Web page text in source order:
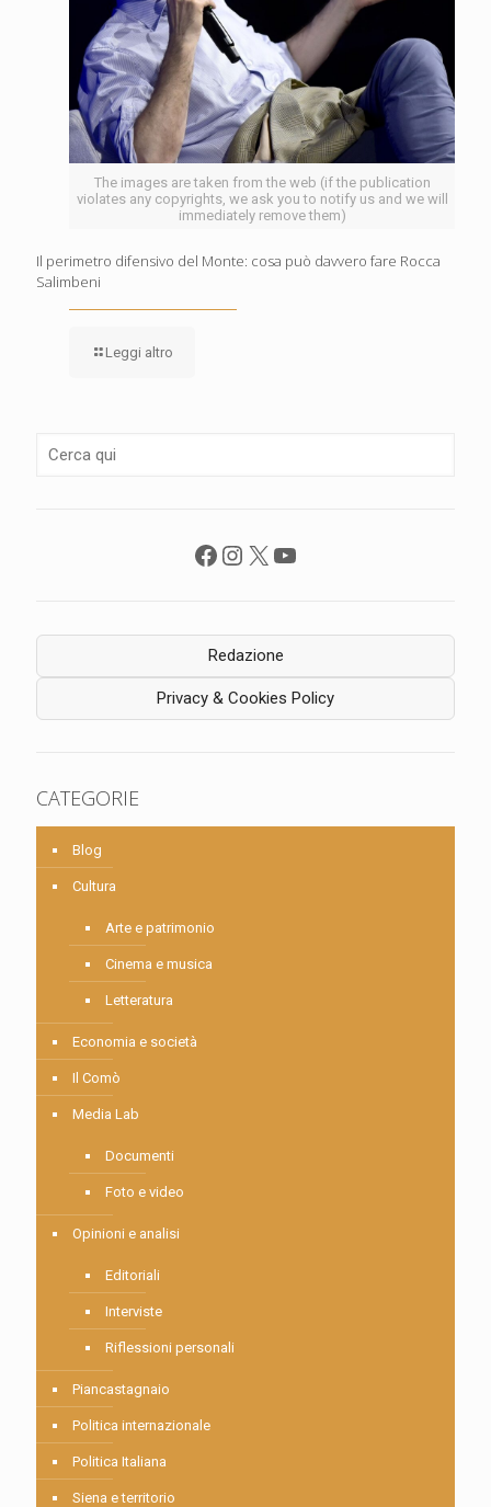
The images are taken from the web (if the publication
violates any copyrights, we ask you to notify us and we will
immediately remove them)
Il perimetro difensivo del Monte: cosa può davvero fare Rocca
Salimbeni
Leggi altro
Facebook
Instagram
X YouTube
Redazione
Privacy & Cookies Policy
CATEGORIE
Blog
Cultura
Arte e patrimonio
Cinema e musica
Letteratura
Economia e società
Il Comò
Media Lab
Documenti
Foto e video
Opinioni e analisi
Editoriali
Interviste
Riflessioni personali
Piancastagnaio
Politica internazionale
Politica Italiana
Siena e territorio